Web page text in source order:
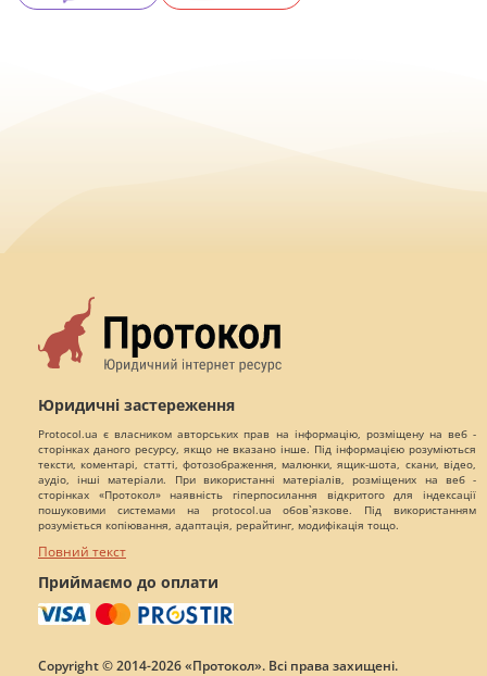
Юридичні застереження
Protocol.ua є власником авторських прав на інформацію, розміщену на веб -
сторінках даного ресурсу, якщо не вказано інше. Під інформацією розуміються
тексти, коментарі, статті, фотозображення, малюнки, ящик-шота, скани, відео,
аудіо, інші матеріали. При використанні матеріалів, розміщених на веб -
сторінках «Протокол» наявність гіперпосилання відкритого для індексації
пошуковими системами на protocol.ua обов`язкове. Під використанням
розуміється копіювання, адаптація, рерайтинг, модифікація тощо.
Повний текст
Приймаємо до оплати
Copyright © 2014-2026 «Протокол». Всі права захищені.